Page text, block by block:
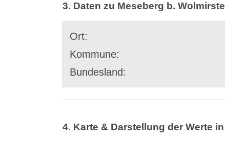
3. Daten zu Meseberg b.
Ort:
Kommune:
Bundesland:
4. Karte & Darstellung der Werte